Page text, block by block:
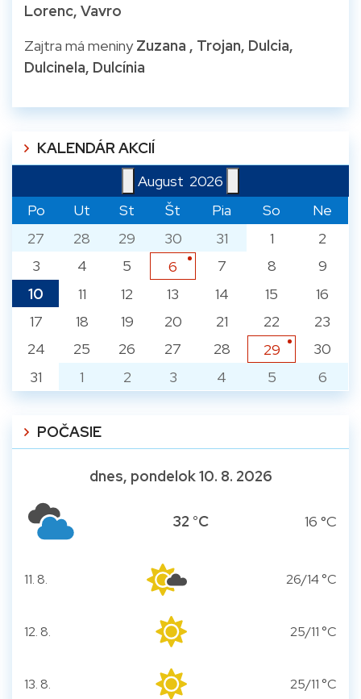
Lorenc, Vavro
Zajtra má meninyZuzana , Trojan, Dulcia,
Dulcinela, Dulcínia
KALENDÁR AKCIÍ
August 2026
Po
Ut St Št Pia So
Ne
27
28 29 30 31 1
2
3
4 5 6 7 8
9
10
11 12 13 14 15
16
17
18 19 20 21 22
23
24
25 26 27 28 29
30
31
1 2 3 4 5 6
POČASIE
dnes, pondelok 10. 8. 2026
32 °C 16 °C
utorok
11. 8. 26/14 °C
streda
12. 8. 25/11 °C
štvrtok
13. 8. 25/11 °C